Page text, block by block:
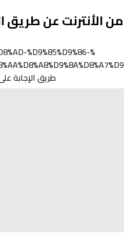
من الأنترنت عن طريق